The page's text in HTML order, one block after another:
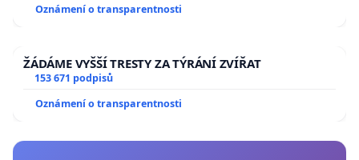
Oznámení o transparentnosti
ŽÁDÁME VYŠŠÍ TRESTY ZA TÝRÁNÍ ZVÍŘAT
153 671 podpisů
Oznámení o transparentnosti